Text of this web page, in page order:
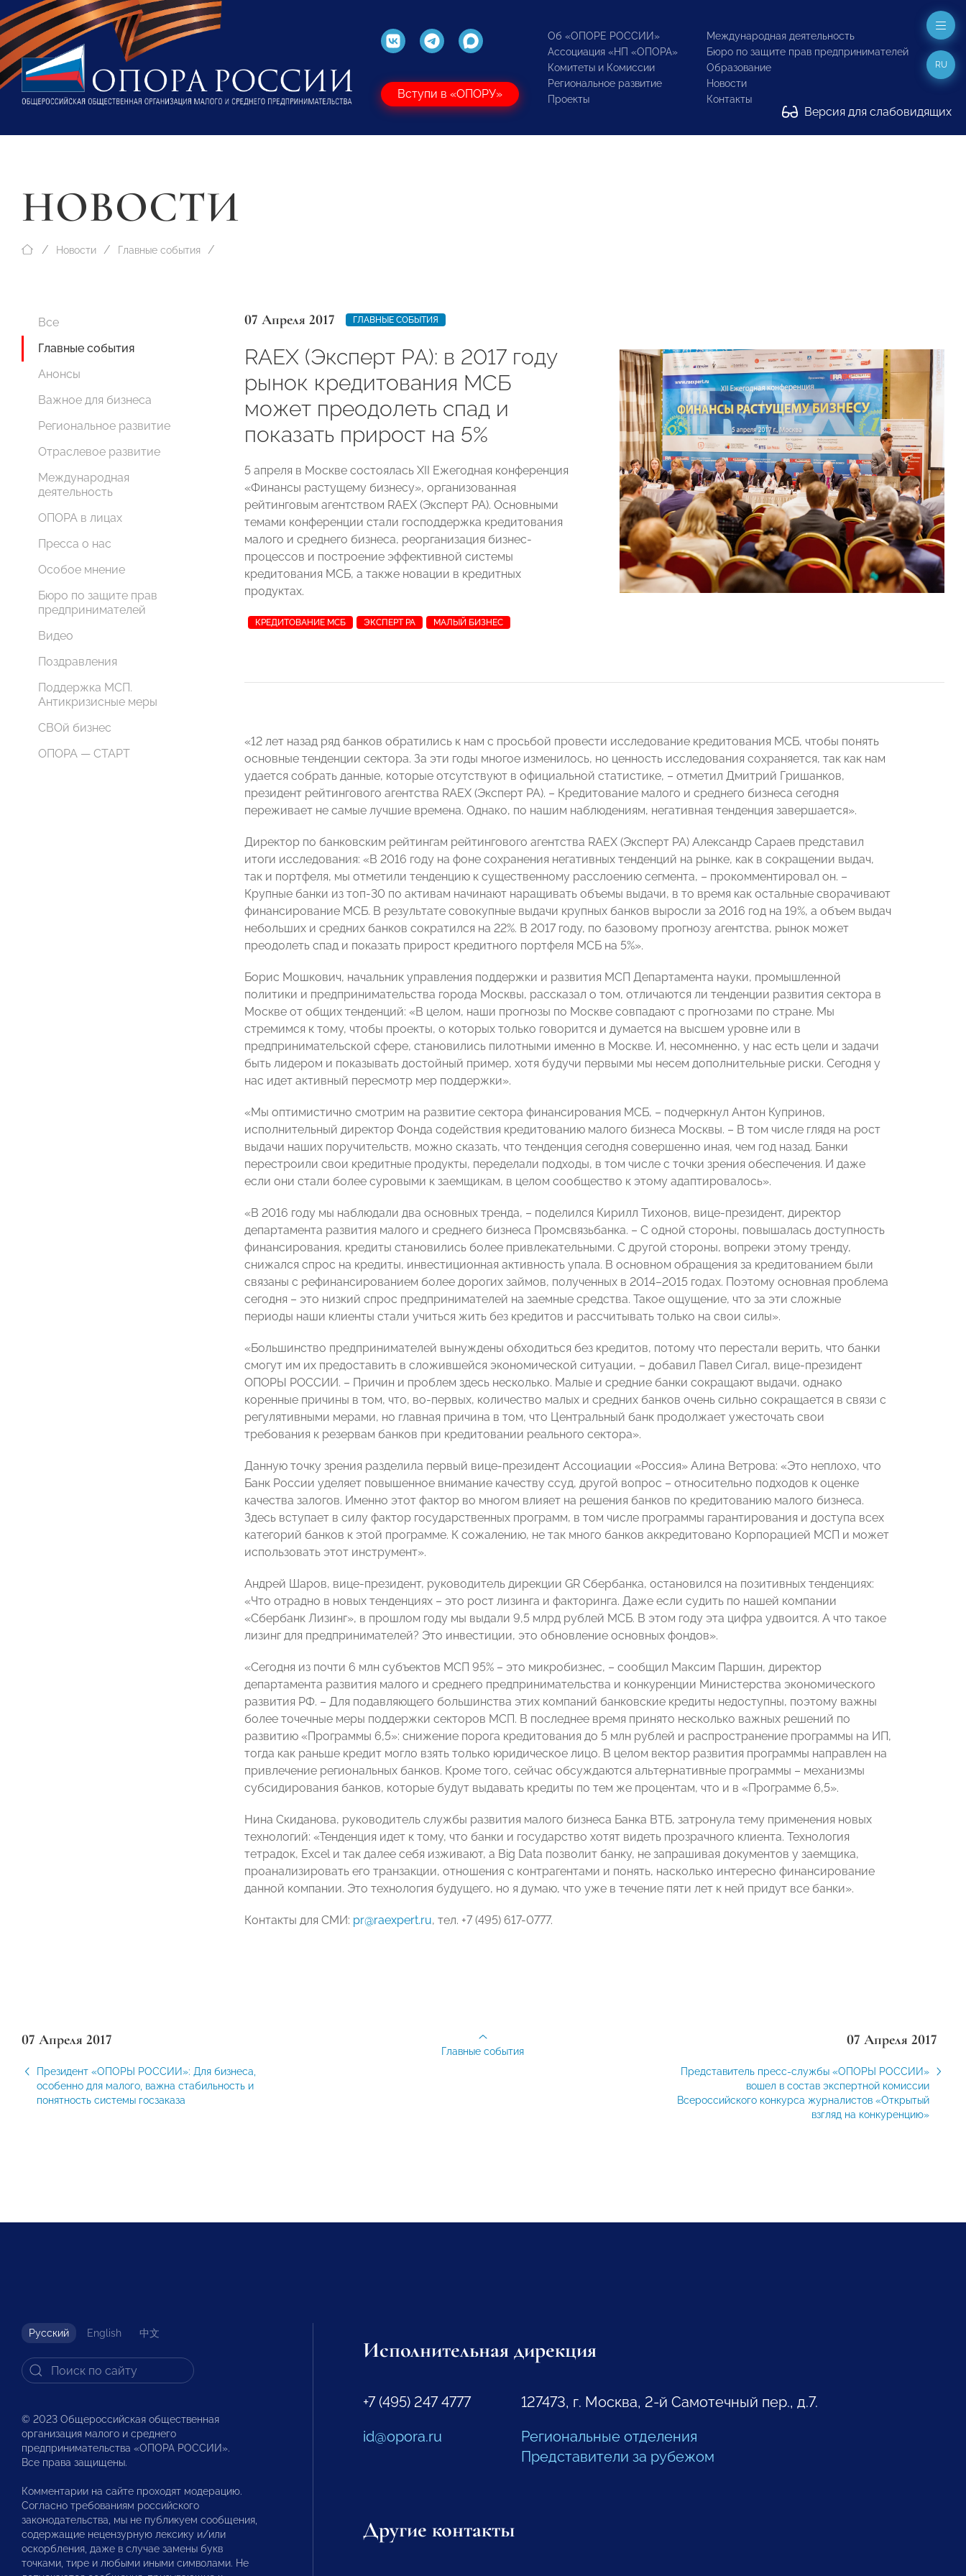
Вступи в «ОПОРУ»
Об «ОПОРЕ РОССИИ»
Ассоциация «НП «ОПОРА»
Комитеты и Комиссии
Региональное развитие
Проекты
Международная деятельность
Бюро по защите прав предпринимателей
Образование
Новости
Контакты
Версия для слабовидящих
RU
НОВОСТИ
Новости Главные события
Все
Главные события
Анонсы
Важное для бизнеса
Региональное развитие
Отраслевое развитие
Международная
деятельность
ОПОРА в лицах
Пресса о нас
Особое мнение
Бюро по защите прав
предпринимателей
Видео
Поздравления
Поддержка МСП.
Антикризисные меры
СВОй бизнес
ОПОРА — СТАРТ
07 Апреля 2017 ГЛАВНЫЕ СОБЫТИЯ
RAEX (Эксперт РА): в 2017 году
рынок кредитования МСБ
может преодолеть спад и
показать прирост на 5%
5 апреля в Москве состоялась XII Ежегодная конференция
«Финансы растущему бизнесу», организованная
рейтинговым агентством RAEX (Эксперт РА). Основными
темами конференции стали господдержка кредитования
малого и среднего бизнеса, реорганизация бизнес-
процессов и построение эффективной системы
кредитования МСБ, а также новации в кредитных
продуктах.
КРЕДИТОВАНИЕ МСБ ЭКСПЕРТ РА МАЛЫЙ БИЗНЕС
«12 лет назад ряд банков обратились к нам с просьбой провести исследование кредитования МСБ, чтобы понять
основные тенденции сектора. За эти годы многое изменилось, но ценность исследования сохраняется, так как нам
удается собрать данные, которые отсутствуют в официальной статистике, – отметил Дмитрий Гришанков,
президент рейтингового агентства RAEX (Эксперт РА). – Кредитование малого и среднего бизнеса сегодня
переживает не самые лучшие времена. Однако, по нашим наблюдениям, негативная тенденция завершается».
Директор по банковским рейтингам рейтингового агентства RAEX (Эксперт РА) Александр Сараев представил
итоги исследования: «В 2016 году на фоне сохранения негативных тенденций на рынке, как в сокращении выдач,
так и портфеля, мы отметили тенденцию к существенному расслоению сегмента, – прокомментировал он. –
Крупные банки из топ-30 по активам начинают наращивать объемы выдачи, в то время как остальные сворачивают
финансирование МСБ. В результате совокупные выдачи крупных банков выросли за 2016 год на 19%, а объем выдач
небольших и средних банков сократился на 22%. В 2017 году, по базовому прогнозу агентства, рынок может
преодолеть спад и показать прирост кредитного портфеля МСБ на 5%».
Борис Мошкович, начальник управления поддержки и развития МСП Департамента науки, промышленной
политики и предпринимательства города Москвы, рассказал о том, отличаются ли тенденции развития сектора в
Москве от общих тенденций: «В целом, наши прогнозы по Москве совпадают с прогнозами по стране. Мы
стремимся к тому, чтобы проекты, о которых только говорится и думается на высшем уровне или в
предпринимательской сфере, становились пилотными именно в Москве. И, несомненно, у нас есть цели и задачи
быть лидером и показывать достойный пример, хотя будучи первыми мы несем дополнительные риски. Сегодня у
нас идет активный пересмотр мер поддержки».
«Мы оптимистично смотрим на развитие сектора финансирования МСБ, – подчеркнул Антон Купринов,
исполнительный директор Фонда содействия кредитованию малого бизнеса Москвы. – В том числе глядя на рост
выдачи наших поручительств, можно сказать, что тенденция сегодня совершенно иная, чем год назад. Банки
перестроили свои кредитные продукты, переделали подходы, в том числе с точки зрения обеспечения. И даже
если они стали более суровыми к заемщикам, в целом сообщество к этому адаптировалось».
«В 2016 году мы наблюдали два основных тренда, – поделился Кирилл Тихонов, вице-президент, директор
департамента развития малого и среднего бизнеса Промсвязьбанка. – С одной стороны, повышалась доступность
финансирования, кредиты становились более привлекательными. С другой стороны, вопреки этому тренду,
снижался спрос на кредиты, инвестиционная активность упала. В основном обращения за кредитованием были
связаны с рефинансированием более дорогих займов, полученных в 2014–2015 годах. Поэтому основная проблема
сегодня – это низкий спрос предпринимателей на заемные средства. Такое ощущение, что за эти сложные
периоды наши клиенты стали учиться жить без кредитов и рассчитывать только на свои силы».
«Большинство предпринимателей вынуждены обходиться без кредитов, потому что перестали верить, что банки
смогут им их предоставить в сложившейся экономической ситуации, – добавил Павел Сигал, вице-президент
ОПОРЫ РОССИИ. – Причин и проблем здесь несколько. Малые и средние банки сокращают выдачи, однако
коренные причины в том, что, во-первых, количество малых и средних банков очень сильно сокращается в связи с
регулятивными мерами, но главная причина в том, что Центральный банк продолжает ужесточать свои
требования к резервам банков при кредитовании реального сектора».
Данную точку зрения разделила первый вице-президент Ассоциации «Россия» Алина Ветрова: «Это неплохо, что
Банк России уделяет повышенное внимание качеству ссуд, другой вопрос – относительно подходов к оценке
качества залогов. Именно этот фактор во многом влияет на решения банков по кредитованию малого бизнеса.
Здесь вступает в силу фактор государственных программ, в том числе программы гарантирования и доступа всех
категорий банков к этой программе. К сожалению, не так много банков аккредитовано Корпорацией МСП и может
использовать этот инструмент».
Андрей Шаров, вице-президент, руководитель дирекции GR Сбербанка, остановился на позитивных тенденциях:
«Что отрадно в новых тенденциях – это рост лизинга и факторинга. Даже если судить по нашей компании
«Сбербанк Лизинг», в прошлом году мы выдали 9,5 млрд рублей МСБ. В этом году эта цифра удвоится. А что такое
лизинг для предпринимателей? Это инвестиции, это обновление основных фондов».
«Сегодня из почти 6 млн субъектов МСП 95% – это микробизнес, – сообщил Максим Паршин, директор
департамента развития малого и среднего предпринимательства и конкуренции Министерства экономического
развития РФ. – Для подавляющего большинства этих компаний банковские кредиты недоступны, поэтому важны
более точечные меры поддержки секторов МСП. В последнее время принято несколько важных решений по
развитию «Программы 6,5»: снижение порога кредитования до 5 млн рублей и распространение программы на ИП,
тогда как раньше кредит могло взять только юридическое лицо. В целом вектор развития программы направлен на
привлечение региональных банков. Кроме того, сейчас обсуждаются альтернативные программы – механизмы
субсидирования банков, которые будут выдавать кредиты по тем же процентам, что и в «Программе 6,5».
Нина Скиданова, руководитель службы развития малого бизнеса Банка ВТБ, затронула тему применения новых
технологий: «Тенденция идет к тому, что банки и государство хотят видеть прозрачного клиента. Технология
тетрадок, Excel и так далее себя изживают, а Big Data позволит банку, не запрашивая документов у заемщика,
проанализировать его транзакции, отношения с контрагентами и понять, насколько интересно финансирование
данной компании. Это технология будущего, но я думаю, что уже в течение пяти лет к ней придут все банки».
Контакты для СМИ: pr@raexpert.ru, тел. +7 (495) 617-0777.
07 Апреля 2017
Президент «ОПОРЫ РОССИИ»: Для бизнеса,
особенно для малого, важна стабильность и
понятность системы госзаказа
07 Апреля 2017
Представитель пресс-службы «ОПОРЫ РОССИИ»
вошел в состав экспертной комиссии
Всероссийского конкурса журналистов «Открытый
взгляд на конкуренцию»
Главные события
Русский English 中文
© 2023 Общероссийская общественная
организация малого и среднего
предпринимательства «ОПОРА РОССИИ».
Все права защищены.
Комментарии на сайте проходят модерацию.
Согласно требованиям российского
законодательства, мы не публикуем сообщения,
содержащие нецензурную лексику и/или
оскорбления, даже в случае замены букв
точками, тире и любыми иными символами. Не
Исполнительная дирекция
+7 (495) 247 4777
id@opora.ru
127473, г. Москва, 2-й Самотечный пер., д.7.
Региональные отделения
Представители за рубежом
Другие контакты